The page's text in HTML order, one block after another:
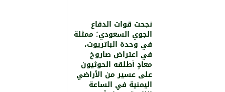
نجحت قوات الدفاع
الجوي السعودي؛ ممثلة
في وحدة الباتريوت،
في اعتراض صاروخ
معادٍ أطلقه الحوثيون
على عسير من الأراضي
اليمنية في الساعة